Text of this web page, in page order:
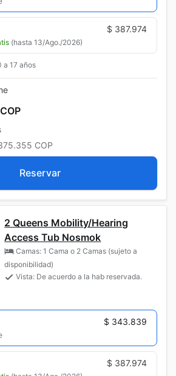
$ 387.974
(hasta 13/Ago./2026)
a 17 años
COP
COP
Reservar
2 Queens Mobility/Hearing
Access Tub Nosmok
Camas: 1 Cama o 2 Camas (sujeto a
disponibilidad)
Vista: De acuerdo a la hab reservada.
$ 343.839
$ 387.974